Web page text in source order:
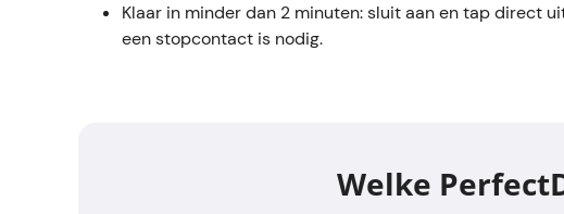
Klaar in minder dan 2 minuten: sluit aan en tap direct
een stopcontact is nodig.
Welke